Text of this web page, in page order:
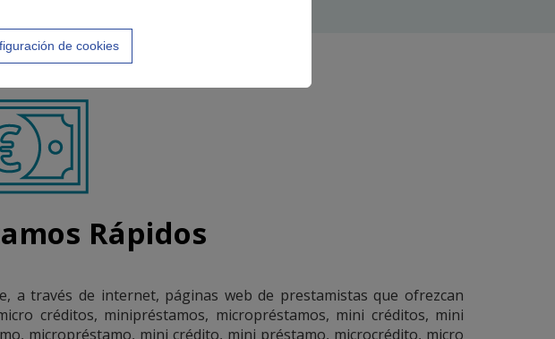
de cookies
Rápidos
través de internet, páginas web de prestamistas que ofrezcan
créditos, minipréstamos, micropréstamos, mini créditos, mini
micropréstamo, mini crédito, mini préstamo, microcrédito, micro